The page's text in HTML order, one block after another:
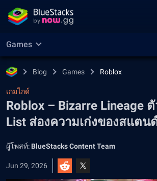
Games
Blog Games Roblox
เกมไกด์
Roblox – Bizarre Lineage
List ส่องความเก่งของสแตน
ผู้โพสท์: BlueStacks Content Team
Jun 29, 2026